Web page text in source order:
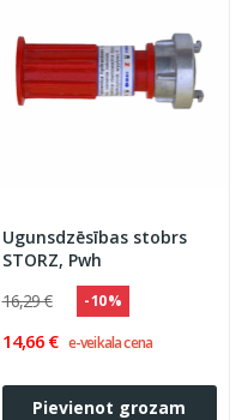
Ugunsdzēsības stobrs
STORZ, Pwh
16,29 €
- 10 %
14,66 € e-veikala cena
Pievienot grozam